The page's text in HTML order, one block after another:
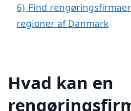
6) Find
regioner af Danmark
Hvad kan en